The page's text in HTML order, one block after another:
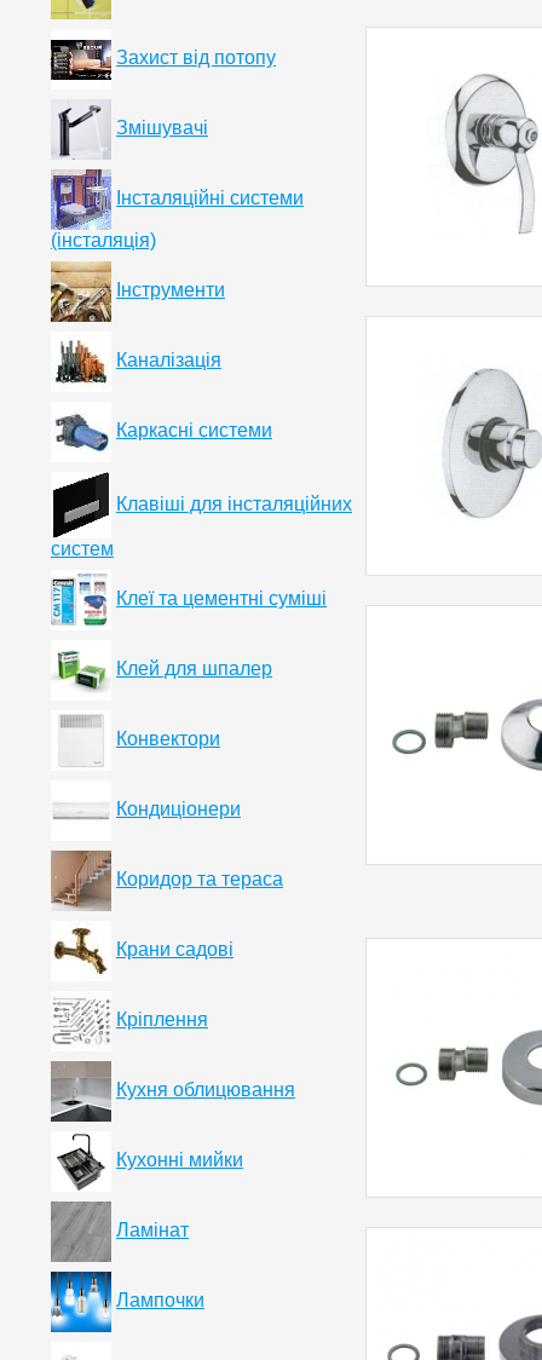
Захист від потопу
Змішувачі
Інсталяційні системи
(інсталяція)
Інструменти
Каналізація
Каркасні системи
Клавіші для інсталяційних
систем
Клеї та цементні суміші
Клей для шпалер
Конвектори
Кондиціонери
Коридор та тераса
Крани садові
Кріплення
Кухня облицювання
Кухонні мийки
Ламінат
Лампочки